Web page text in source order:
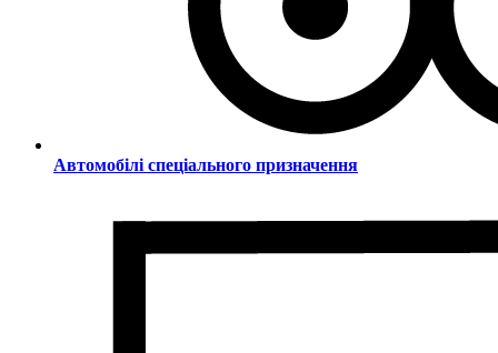
Автомобілі спеціального призначення